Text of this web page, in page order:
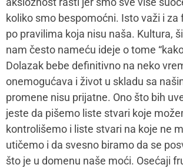
zanemaruju i lične i partnerske
Darija Petrović Lubanska:Naše telo
različite načine da nam saopšte da ne
sa svojim potrebama. Primetićemo
nezainteresovanost, bezvoljnost,
telesne znake koji mogu sugerisati
košmarne snove koji su neuobičajeni…
biti signali da ne živimo u skladu da
zaista treba i tad je momenat da
pogledamo šta se dešava.
Prijavi se!